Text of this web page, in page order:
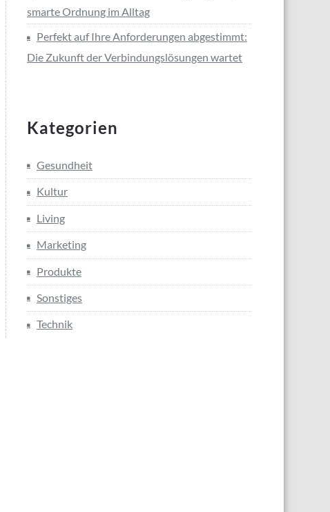
smarte Ordnung im Alltag
Perfekt auf Ihre Anforderungen abgestimmt:
Die Zukunft der Verbindungslösungen wartet
Kategorien
Gesundheit
Kultur
Living
Marketing
Produkte
Sonstiges
Technik